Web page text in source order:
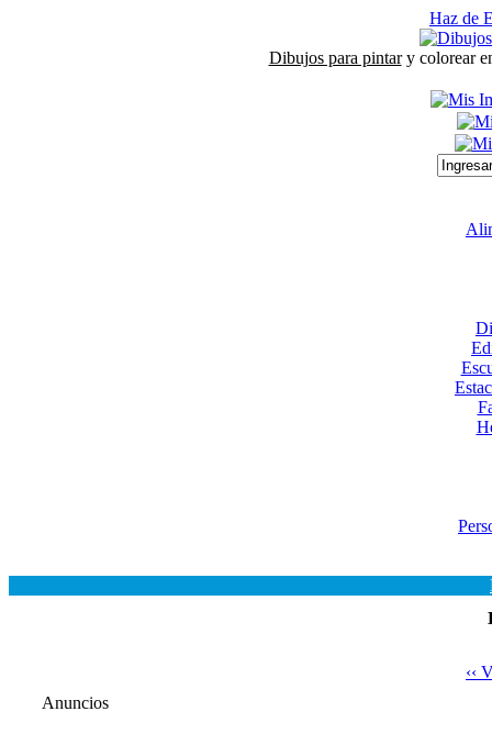
Haz de
Dibujos para pintary colorear
‹‹
Anuncios